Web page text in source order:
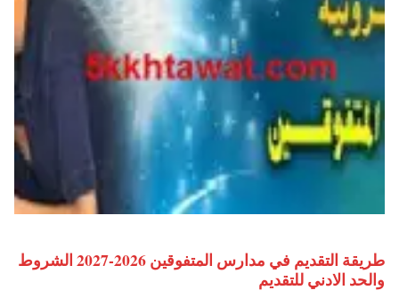
طريقة التقديم في مدارس المتفوقين 2026-2027 الشروط
والحد الادني للتقديم